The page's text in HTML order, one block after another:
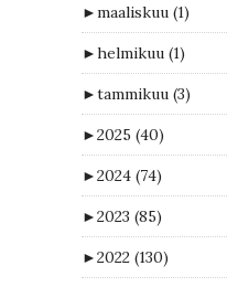
►maaliskuu (1)
►helmikuu (1)
►tammikuu (3)
►2025 (40)
►2024 (74)
►2023 (85)
►2022 (130)